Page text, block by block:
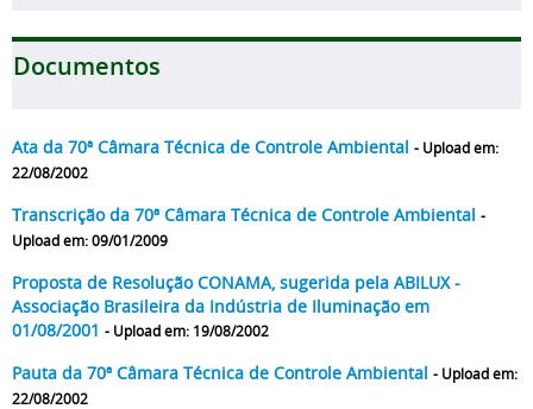
Documentos
Ata da 70ª Câmara Técnica de Controle Ambiental - Upload em:
22/08/2002
Transcrição da 70ª Câmara Técnica de Controle Ambiental -
Upload em: 09/01/2009
Proposta de Resolução CONAMA, sugerida pela ABILUX -
Associação Brasileira da Indústria de Iluminação em
01/08/2001 - Upload em: 19/08/2002
Pauta da 70ª Câmara Técnica de Controle Ambiental - Upload em:
22/08/2002